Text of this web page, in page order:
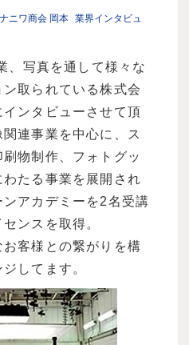
ニワ商会 岡本 業界インタビュ
、写真を通して様々な
取られている株式会
ンタビューさせて頂
連事業を中心に、ス
物制作、フォトグッ
たる事業を展開され
アカデミーを2名受講
ンスを取得。
お客様との繋がりを構
してます。